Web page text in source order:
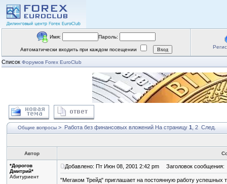
Имя: Пароль:
Автоматически входить при каждом посещении
Список Форумов Forex EuroClub
Общие вопросы > Работа без финансовых вложений На страницу 1 2 След.
Автор
*Дорогов
Дмитрий*
Абитуриент
Добавлено: Пт Июн 08, 2001 2:42 pm Заголовок сообщения:
"Мегаком Трейд" приглашает на постоянную работу успешных